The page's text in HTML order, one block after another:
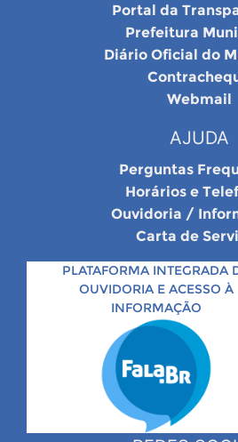
Portal da
Prefeitura
Diário Oficial do
Webmail
AJUDA
Perguntas
Horários e
Ouvidoria /
Carta de
PLATAFORMA INTEGRADA
OUVIDORIA E ACESSO À
INFORMAÇÃO